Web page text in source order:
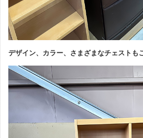
デザイン、カラー、さまざまなチェストも